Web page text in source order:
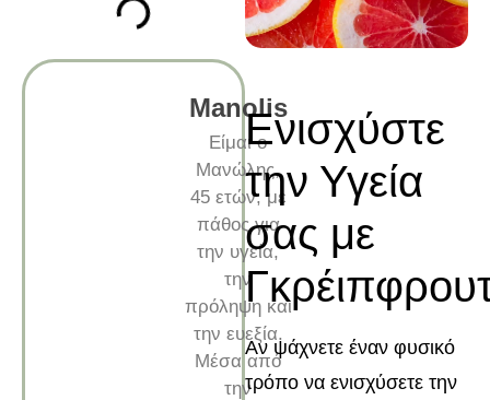
Manolis
Είμαι ο
Μανώλης,
45 ετών, με
πάθος για
την υγεία,
την
πρόληψη και
την ευεξία.
Μέσα από
την
Ενισχύστε
την Υγεία
σας με
Αν ψάχνετε έναν φυσικό
τρόπο να ενισχύσετε την